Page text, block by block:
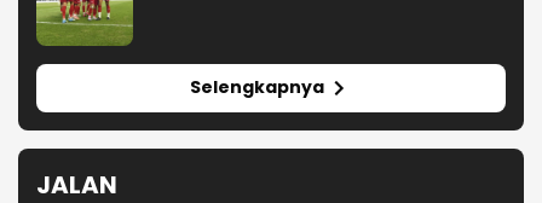
Selengkapnya
JALAN